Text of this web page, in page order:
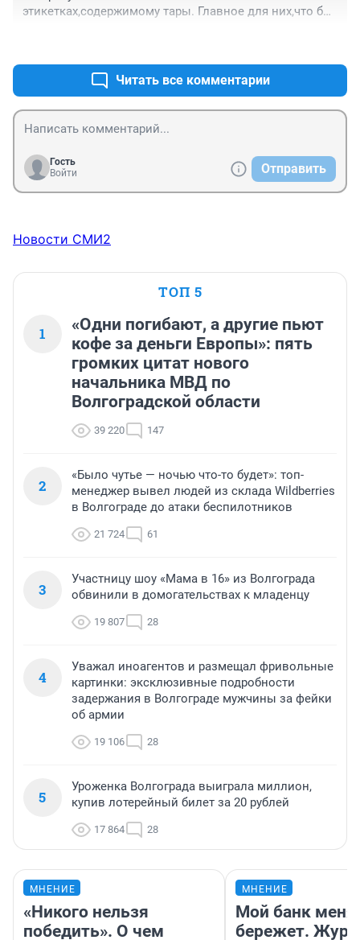
этикетках,содержимому тары. Главное для них,что бы
Читать все комментарии
Гость
Войти
Отправить
Новости СМИ2
ТОП 5
1
«Одни погибают, а другие пьют
кофе за деньги Европы»: пять
громких цитат нового
начальника МВД по
Волгоградской области
39 220 147
2
«Было чутье — ночью что-то будет»: топ-
менеджер вывел людей из склада Wildberries
в Волгограде до атаки беспилотников
21 724 61
3
Участницу шоу «Мама в 16» из Волгограда
обвинили в домогательствах к младенцу
19 807 28
4
Уважал иноагентов и размещал фривольные
картинки: эксклюзивные подробности
задержания в Волгограде мужчины за фейки
об армии
19 106 28
5
Уроженка Волгограда выиграла миллион,
купив лотерейный билет за 20 рублей
17 864 28
МНЕНИЕ
«Никого нельзя
победить». О чем
МНЕНИЕ
Мой банк меня
бережет.